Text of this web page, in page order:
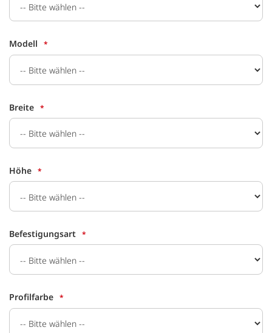
Modell
Breite
Höhe
Befestigungsart
Profilfarbe